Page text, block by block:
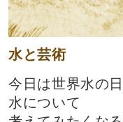
水と芸術
今日は世界水の
水について